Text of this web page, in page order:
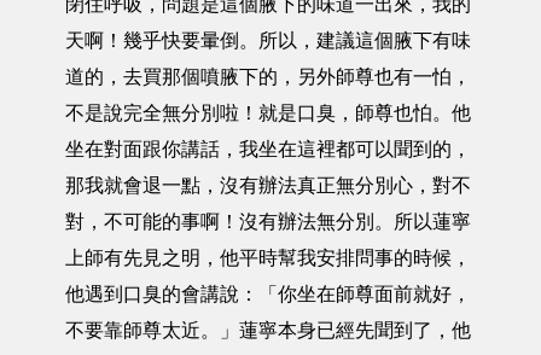
閉住呼吸，問題是這個腋下的味道一出來，我的
天啊！幾乎快要暈倒。所以，建議這個腋下有味
道的，去買那個噴腋下的，另外師尊也有一怕，
不是說完全無分別啦！就是口臭，師尊也怕。他
坐在對面跟你講話，我坐在這裡都可以聞到的，
那我就會退一點，沒有辦法真正無分別心，對不
對，不可能的事啊！沒有辦法無分別。所以蓮寧
上師有先見之明，他平時幫我安排問事的時候，
他遇到口臭的會講說：「你坐在師尊面前就好，
不要靠師尊太近。」蓮寧本身已經先聞到了，他